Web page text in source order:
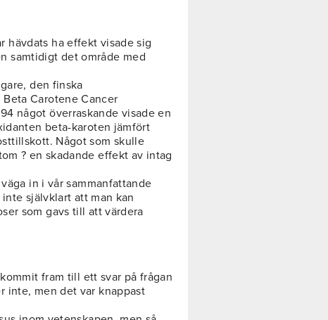
hävdats ha effekt visade sig
samtidigt det område med
den finska
Carotene Cancer
något överraskande visade en
beta-karoten jämfört
Något som skulle
? en skadande effekt av intag
in i vår sammanfattande
självklart att man kan
som gavs till att värdera
fram till ett svar på frågan
inte, men det var knappast